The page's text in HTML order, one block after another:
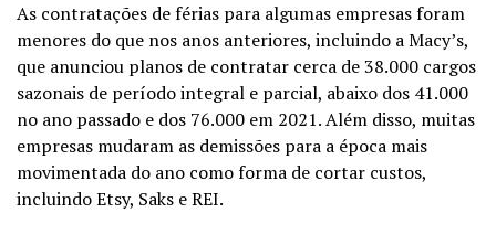
As contratações de férias para algumas empresas foram
menores do que nos anos anteriores, incluindo a Macy’s,
que anunciou planos de contratar cerca de 38.000 cargos
sazonais de período integral e parcial, abaixo dos 41.000
no ano passado e dos 76.000 em 2021. Além disso, muitas
empresas mudaram as demissões para a época mais
movimentada do ano como forma de cortar custos,
incluindo Etsy, Saks e REI.